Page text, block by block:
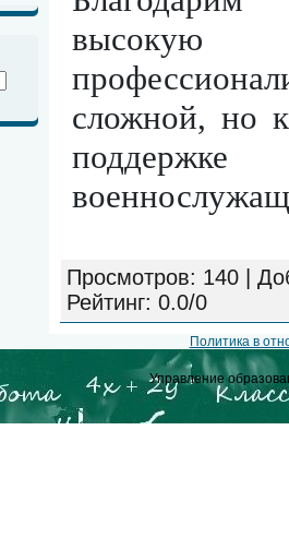
высокую
сложной, но
Просмотров: 140 |
Рейтинг: 0.0/0
Политика в
Управление